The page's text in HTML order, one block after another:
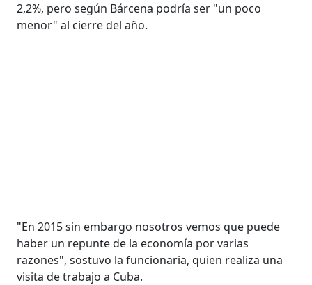
2,2%, pero según Bárcena podría ser "un poco
menor" al cierre del año.
"En 2015 sin embargo nosotros vemos que puede
haber un repunte de la economía por varias
razones", sostuvo la funcionaria, quien realiza una
visita de trabajo a Cuba.